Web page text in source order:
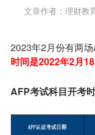
文章作者：理财教
2023年2月份有两场
时间是2022年2月
AFP考试科目开考